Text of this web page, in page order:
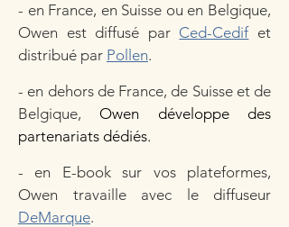
- en France, en Suisse ou en Belgique,
Owen est diffusé par Ced-Cedif et
distribué par Pollen.
- en dehors de France, de Suisse et de
Belgique,Owen développe des
partenariats dédiés.
​​- en E-book sur vos plateformes,
Owen travaille avec le diffuseur
DeMarque.